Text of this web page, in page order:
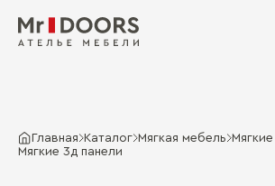
Главная Каталог Мягкая мебель
Мягкие 3д панели